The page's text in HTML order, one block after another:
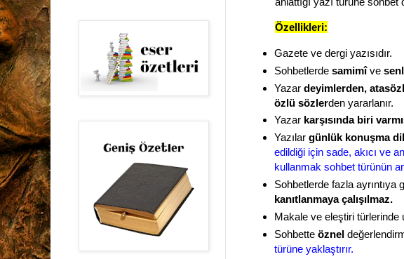
Özellikleri:
Gazete ve dergi yazısıdır.
Sohbetlerde samimîve
Yazar deyimlerden,
özlü sözlerden yararlanır.
Yazar karşısında biri
Yazılar günlük konuşma
edildiği için sade, akıcı ve
kullanmak sohbet türünün
Sohbetlerde fazla
kanıtlanmaya çalışılmaz.
Makale ve eleştiri türlerinde
Sohbette öznel
türüne yaklaştırır.